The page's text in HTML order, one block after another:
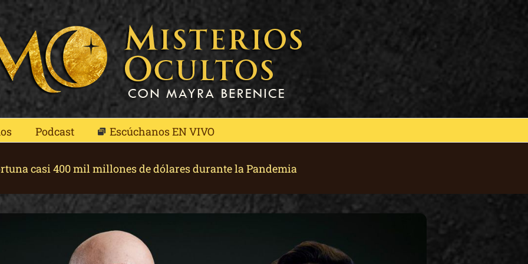
Podcast Escúchanos EN VIVO
casi 400 mil millones de dólares durante la Pandemia